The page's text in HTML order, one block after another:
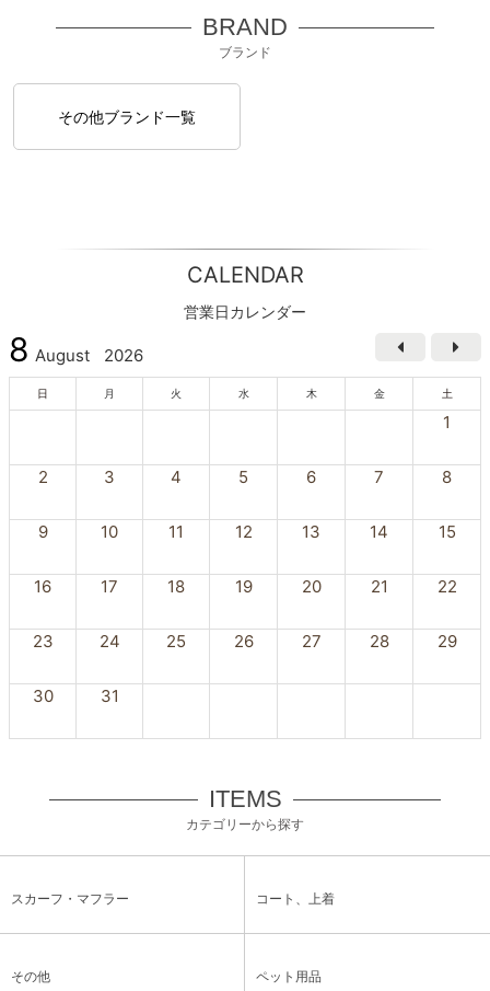
BRAND
ブランド
その他ブランド一覧
CALENDAR
営業日カレンダー
8 August 2026
日 月 火 水 木 金 土
1
2 3 4 5 6 7 8
9 10 11 12 13 14 15
16 17 18 19 20 21 22
23 24 25 26 27 28 29
30 31
ITEMS
カテゴリーから探す
スカーフ・マフラー コート、上着
その他 ペット用品